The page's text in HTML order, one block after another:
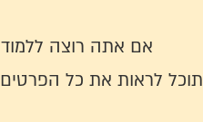
אם אתה רוצה ללמוד
תוכל לראות את כל